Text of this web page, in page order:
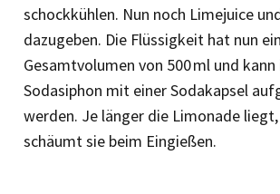
schockkühlen. Nun noch Limejuice
dazugeben. Die Flüssigkeit hat nun ein
Gesamtvolumen von 500 ml und kann
Sodasiphon mit einer Sodakapsel
werden. Je länger die Limonade
schäumt sie beim Eingießen.